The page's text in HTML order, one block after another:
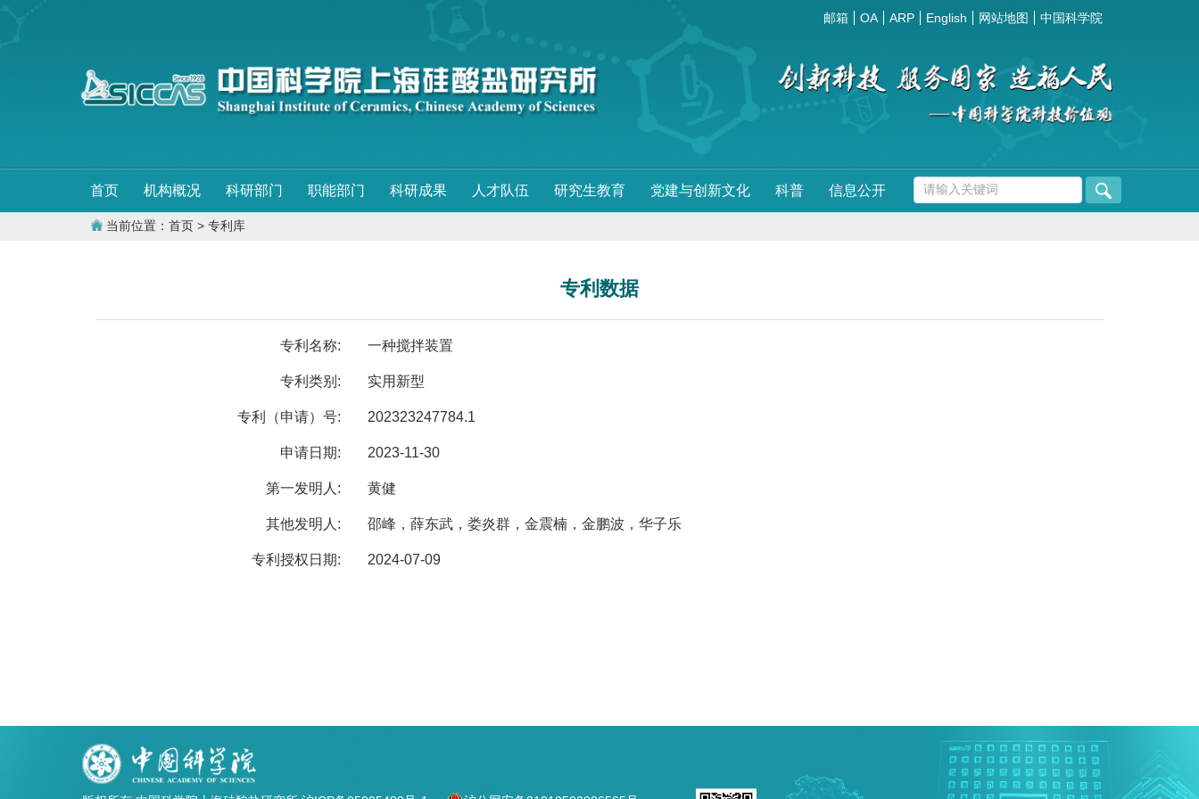
邮箱 OA ARP English 网站地图 中国科学院
首页 机构概况 科研部门 职能部门 科研成果 人才队伍 研究生教育 党建与创新文化 科普 信息公开
当前位置： 首页 > 专利库
专利数据
专利名称: 一种搅拌装置
专利类别: 实用新型
专利（申请）号: 202323247784.1
申请日期: 2023-11-30
第一发明人: 黄健
其他发明人: 邵峰，薛东武，娄炎群，金震楠，金鹏波，华子乐
专利授权日期: 2024-07-09